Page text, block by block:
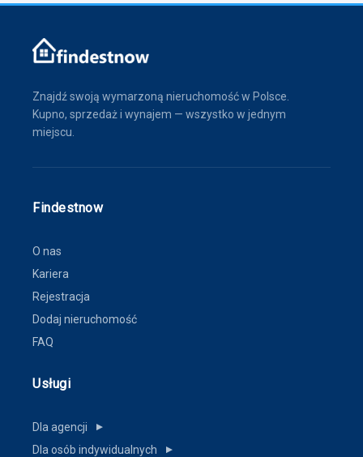
Znajdź swoją wymarzoną nieruchomość w Polsce.
Kupno, sprzedaż i wynajem — wszystko w jednym
miejscu.
Findestnow
O nas
Kariera
Rejestracja
Dodaj nieruchomość
FAQ
Usługi
Dla agencji ▼
Dla osób indywidualnych ▼